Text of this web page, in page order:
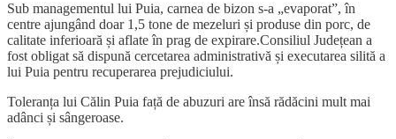
Sub managementul lui Puia, carnea de bizon s-a „evaporat”, în
centre ajungând doar 1,5 tone de mezeluri și produse din porc, de
calitate inferioară și aflate în prag de expirare.Consiliul Județean a
fost obligat să dispună cercetarea administrativă și executarea silită a
lui Puia pentru recuperarea prejudiciului.
Toleranța lui Călin Puia față de abuzuri are însă rădăcini mult mai
adânci și sângeroase.